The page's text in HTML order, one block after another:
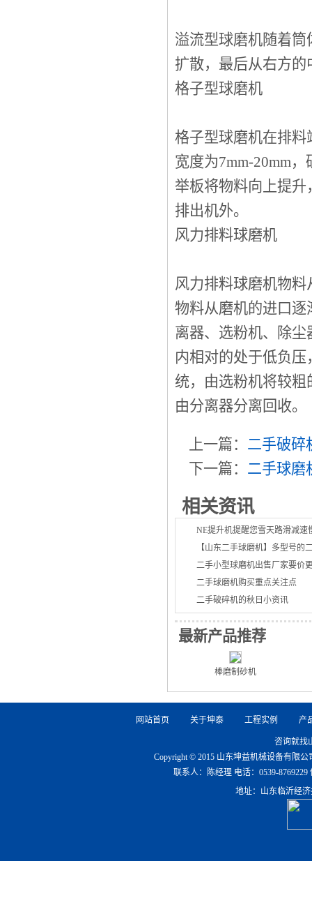
溢流型球磨机随着
扩散，最后从右方
格子型球磨机
格子型球磨机在排
宽度为7mm-20mm
举板将物料向上提
排出机外。
风力排料球磨机
风力排料球磨机物
物料从磨机的进口
离器、选粉机、除
内相对的处于低负
统，由选粉机将较
由分离器分离回收。
上一篇： 二手破碎
下一篇： 二手球磨
相关资讯
NE提升机提醒您雪天路滑减速
【山东二手球磨机】多型号的
二手小型球磨机出售厂家要价
二手球磨机购买重点关注点
二手破碎机的秋日小资讯
最新产品推荐
棒磨制砂机
网站首页 关于坤泰 工程实例 产
咨询就找
Copyright © 2015 山东坤益机械设备有限
联系人：陈经理 电话：0539-8769229
地址：山东临沂经